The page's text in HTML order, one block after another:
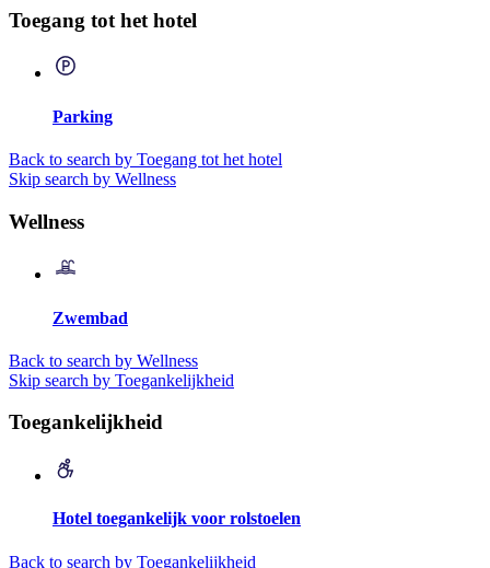
Toegang tot het hotel
Parking
Back to search by Toegang tot het hotel
Skip search by Wellness
Wellness
Zwembad
Back to search by Wellness
Skip search by Toegankelijkheid
Toegankelijkheid
Hotel toegankelijk voor rolstoelen
Back to search by Toegankelijkheid